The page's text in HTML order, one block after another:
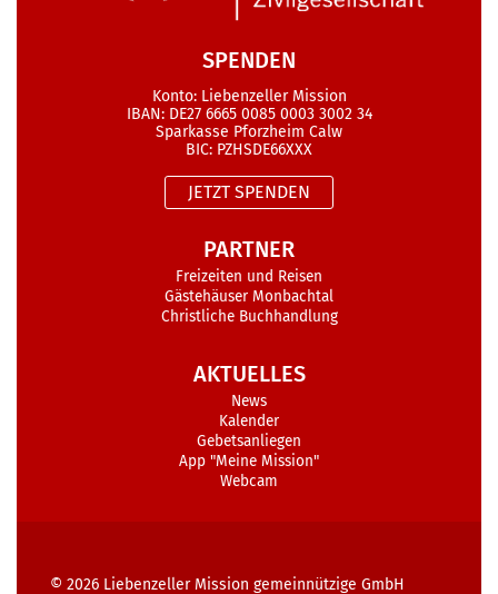
SPENDEN
Konto: Liebenzeller Mission
IBAN: DE27 6665 0085 0003 3002 34
Sparkasse Pforzheim Calw
BIC: PZHSDE66XXX
JETZT SPENDEN
PARTNER
Freizeiten und Reisen
Gästehäuser Monbachtal
Christliche Buchhandlung
AKTUELLES
News
Kalender
Gebetsanliegen
App "Meine Mission"
Webcam
© 2026 Liebenzeller Mission gemeinnützige GmbH